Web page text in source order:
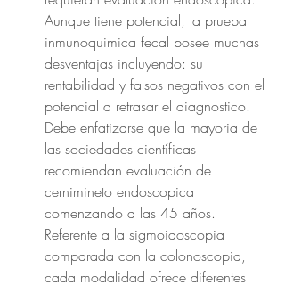
Aunque tiene potencial, la prueba
inmunoquimica fecal posee muchas
desventajas incluyendo: su
rentabilidad y falsos negativos con el
potencial a retrasar el diagnostico.
Debe enfatizarse que la mayoria de
las sociedades científicas
recomiendan evaluación de
cernimineto endoscopica
comenzando a las 45 años.
Referente a la sigmoidoscopia
comparada con la colonoscopia,
cada modalidad ofrece diferentes